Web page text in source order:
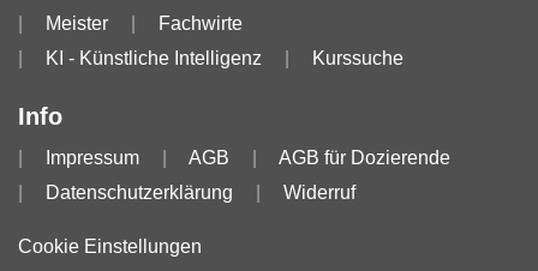
Meister
Fachwirte
KI - Künstliche Intelligenz
Kurssuche
Info
Impressum AGB
AGB für Dozierende
Datenschutzerklärung
Widerruf
Cookie Einstellungen